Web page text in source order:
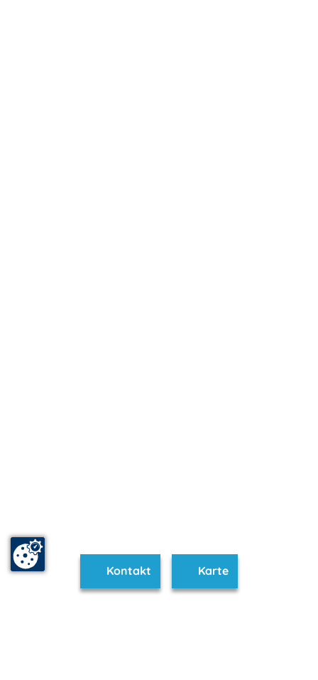
Kontakt Karte